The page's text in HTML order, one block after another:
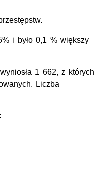
i było 0,1 % większy
1 662, z których
Liczba